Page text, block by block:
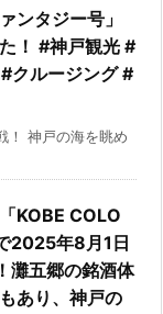
ンタジー号」
！ #神戸観光 #
クルージング #
！ 神戸の海を眺め
KOBE COLO
2025年8月1日
灘五郷の銘酒体
あり、神戸の